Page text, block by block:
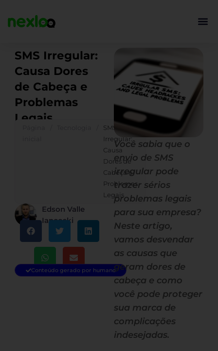
para
SMS Irregular:
Causa Dores
de Cabeça e
Problemas
Legais
SMS
Irregular:
Causa
Dores de
Cabeça e
Problemas
Legais
Edson Valle
Iancoski
Conteúdo gerado por humano
Você sabia que o
envio de SMS
irregular pode
trazer sérios
problemas legais
para sua empresa?
Neste artigo,
vamos desvendar
as causas que
geram dores de
cabeça e como
você pode proteger
sua marca de
complicações
indesejadas.